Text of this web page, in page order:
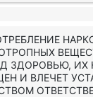
ЗДОРОВЬЮ, ИХ
И ВЛЕЧЕТ